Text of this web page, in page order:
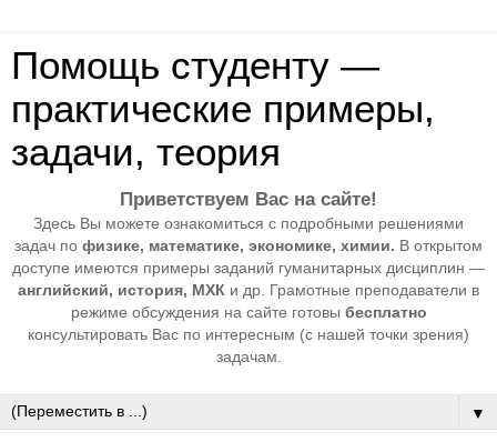
Помощь студенту —
практические примеры,
задачи, теория
Приветствуем Вас на сайте!
Здесь Вы можете ознакомиться с подробными решениями
задач по физике, математике, экономике, химии. В открытом
доступе имеются примеры заданий гуманитарных дисциплин —
английский, история, МХК и др. Грамотные преподаватели в
режиме обсуждения на сайте готовы бесплатно
консультировать Вас по интересным (с нашей точки зрения)
задачам.
▼